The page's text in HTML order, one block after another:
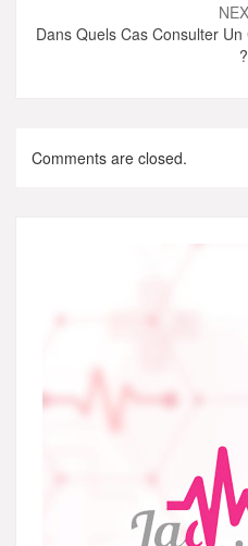
Dans Quels Cas Consulter
?
Comments are closed.